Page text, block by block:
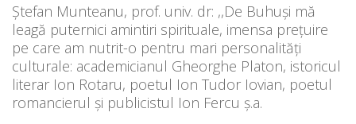
Ștefan Munteanu, prof. univ. dr: ,,De Buhuși mă
leagă puternici amintiri spirituale, imensa prețuire
pe care am nutrit-o pentru mari personalități
culturale: academicianul Gheorghe Platon, istoricul
literar Ion Rotaru, poetul Ion Tudor Iovian, poetul
romancierul și publicistul Ion Fercu ș.a.